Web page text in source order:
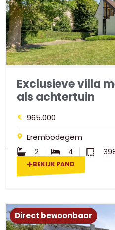
Exclusieve villa
als achtertuin
965.000
Erembodegem
2 4
BEKIJK PAND
Direct bewoonbaar